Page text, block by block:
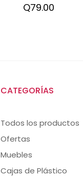
Q79.00
CATEGORÍAS
Todos los productos
Ofertas
Muebles
Cajas de Plástico